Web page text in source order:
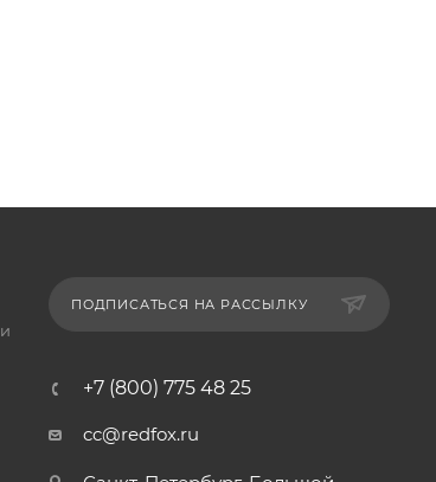
ПОДПИСАТЬСЯ НА РАССЫЛКУ
+7 (800) 775 48 25
cc@redfox.ru